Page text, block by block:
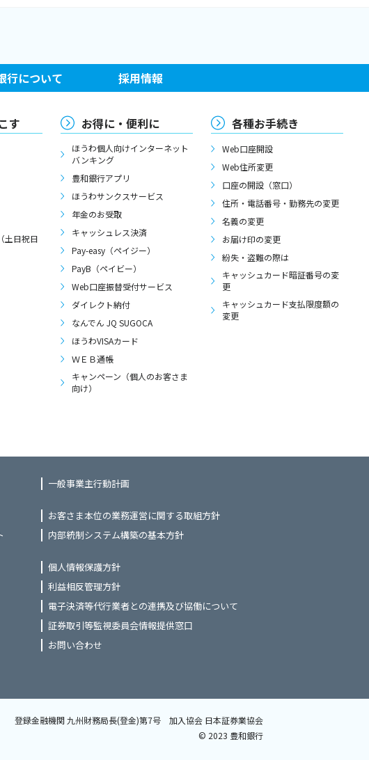
行について 採用情報
す
土日祝日
お得に・便利に
ほうわ個人向けインターネット
バンキング
豊和銀行アプリ
ほうわサンクスサービス
年金のお受取
キャッシュレス決済
Pay-easy（ペイジー）
PayB（ペイビー）
Web口座振替受付サービス
ダイレクト納付
なんでん JQ SUGOCA
ほうわVISAカード
ＷＥＢ通帳
キャンペーン（個人のお客さま
向け）
各種お手続き
Web口座開設
Web住所変更
口座の開設（窓口）
住所・電話番号・勤務先の変更
名義の変更
お届け印の変更
紛失・盗難の際は
キャッシュカード暗証番号の変
更
キャッシュカード支払限度額の
変更
一般事業主行動計画
お客さま本位の業務運営に関する取組方針
内部統制システム構築の基本方針
個人情報保護方針
利益相反管理方針
電子決済等代行業者との連携及び協働について
証券取引等監視委員会情報提供窓口
お問い合わせ
登録金融機関 九州財務局長(登金)第7号 加入協会 日本証券業協会
©️ 2023 豊和銀行